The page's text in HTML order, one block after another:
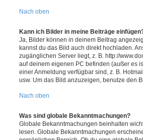
Nach oben
Kann ich Bilder in meine Beiträge
Ja, Bilder können in deinem Beitrag
kannst du das Bild auch direkt hochladen.
zugänglichen Server liegt, z. B. http://
auf deinem eigenen PC befinden (außer es
einer Anmeldung verfügbar sind, z. B.
usw. Um das Bild anzuzeigen, benutze den
Nach oben
Was sind globale Bekanntmachungen?
Globale Bekanntmachungen beinhalten
lesen. Globale Bekanntmachungen